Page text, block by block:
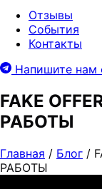
Отзывы
События
Контакты
Напишите нам
FAKE
РАБОТЫ
Главная / Блог /
РАБОТЫ